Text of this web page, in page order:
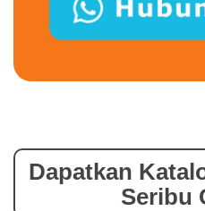
Dapatkan
Seribu